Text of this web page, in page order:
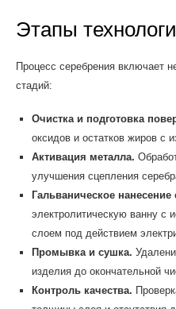
Этапы
Процесс серебрения включает
стадий:
Очистка и подготовка
оксидов и остатков жиров с
Активация металла.
улучшения сцепления
Гальваническое нанесение
электролитическую ванну с
слоем под действием
Промывка и сушка.
изделия до окончательной
Контроль качества.